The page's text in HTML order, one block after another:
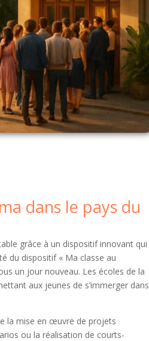
dans le pays du
grâce à un dispositif innovant qui
du dispositif « Ma classe au
un jour nouveau. Les écoles de la
aux jeunes de s’immerger dans
la mise en œuvre de projets
ou la réalisation de courts-